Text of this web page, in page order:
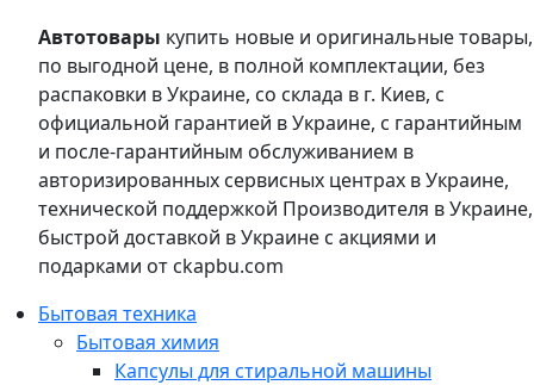
Автотовары купить новые и оригинальные товары,
по выгодной цене, в полной комплектации, без
распаковки в Украине, со склада в г. Киев, с
официальной гарантией в Украине, с гарантийным
и после-гарантийным обслуживанием в
авторизированных сервисных центрах в Украине,
технической поддержкой Производителя в Украине,
быстрой доставкой в Украине с акциями и
подарками от ckapbu.com
Бытовая техника
Бытовая химия
Капсулы для стиральной машины